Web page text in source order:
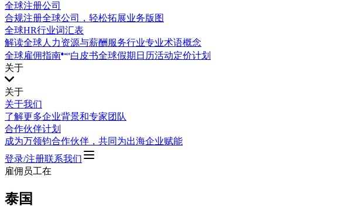
全球注册公司
合规注册全球公司，轻松拓展业务版图
全球HR行业词汇表
解读全球人力资源与薪酬服务行业专业术语概念
全球雇佣指南
白皮书全球假期日历活动定价计划
关于
关于
关于我们
了解更多企业背景和专家团队
合作伙伴计划
成为万领钧合作伙伴，共同为出海企业赋能
登录/注册联系我们
雇佣员工在
泰国